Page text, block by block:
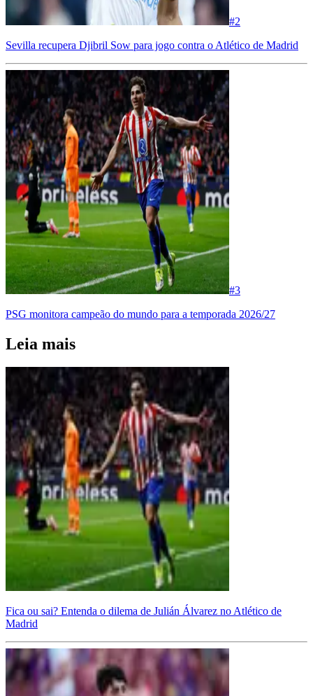
#2
Sevilla recupera Djibril Sow para jogo contra o Atlético de Madrid
#3
PSG monitora campeão do mundo para a temporada 2026/27
Leia mais
Fica ou sai? Entenda o dilema de Julián Álvarez no Atlético de
Madrid